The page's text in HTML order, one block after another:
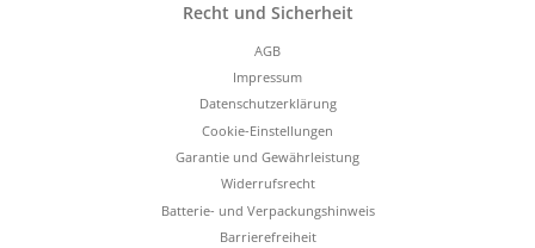
Recht und Sicherheit
AGB
Impressum
Datenschutzerklärung
Cookie-Einstellungen
Garantie und Gewährleistung
Widerrufsrecht
Batterie- und Verpackungshinweis
Barrierefreiheit